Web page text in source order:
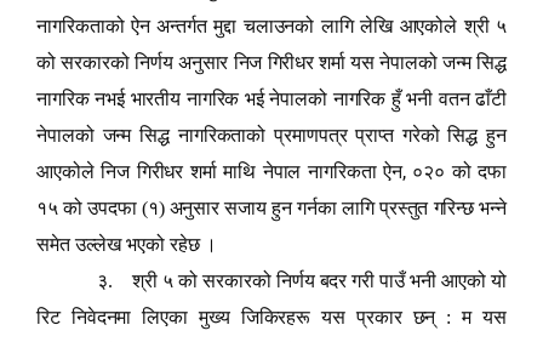
नागरिकताको ऐन अन्तर्गत मुद्दा चलाउनको लागि लेखि आएकोले श्री ५
को सरकारको निर्णय अनुसार निज गिरीधर शर्मा यस नेपालको जन्म सिद्ध
नागरिक नभई भारतीय नागरिक भई नेपालको नागरिक हुँ भनी वतन ढाँटी
नेपालको जन्म सिद्ध नागरिकताको प्रमाणपत्र प्राप्त गरेको सिद्ध हुन
आएकोले निज गिरीधर शर्मा माथि नेपाल नागरिकता ऐन, ०२० को दफा
१५ को उपदफा (१) अनुसार सजाय हुन गर्नका लागि प्रस्तुत गरिन्छ भन्ने
समेत उल्लेख भएको रहेछ ।
३. श्री ५ को सरकारको निर्णय बदर गरी पाउँ भनी आएको यो
रिट निवेदनमा लिएका मुख्य जिकिरहरू यस प्रकार छन् : म यस